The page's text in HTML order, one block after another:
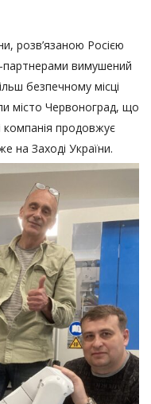
розв’язаною Росією
партнерами вимушений
безпечному місці
місто Червоноград, що
компанія продовжує
на Заході України.